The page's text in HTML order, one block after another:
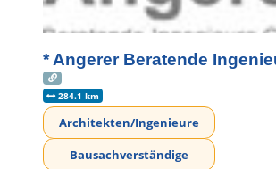
* Angerer Beratende
284.1 km
Architekten/Ingenieure
Bausachverständige